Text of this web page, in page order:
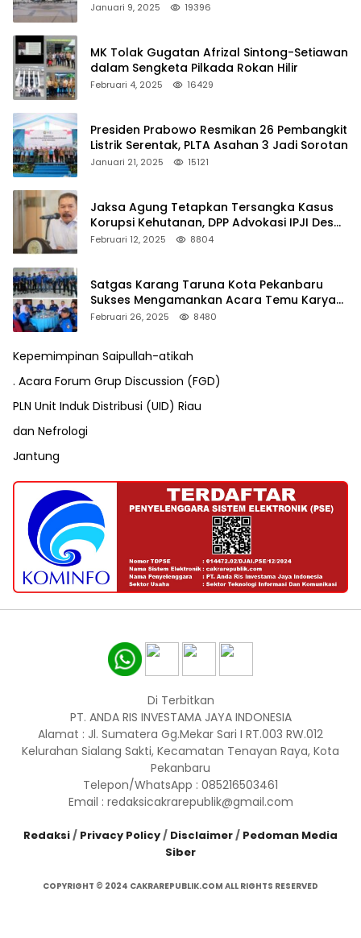
Januari 9, 2025 19396
MK Tolak Gugatan Afrizal Sintong-Setiawan
dalam Sengketa Pilkada Rokan Hilir
Februari 4, 2025 16429
Presiden Prabowo Resmikan 26 Pembangkit
Listrik Serentak, PLTA Asahan 3 Jadi Sorotan
Januari 21, 2025 15121
Jaksa Agung Tetapkan Tersangka Kasus
Korupsi Kehutanan, DPP Advokasi IPJI Desak
Pengusutan Pajak RAPP
Februari 12, 2025 8804
Satgas Karang Taruna Kota Pekanbaru
Sukses Mengamankan Acara Temu Karya
VII Karang Taruna Pekanbaru
Februari 26, 2025 8480
Kepemimpinan Saipullah-atikah
. Acara Forum Grup Discussion (FGD)
PLN Unit Induk Distribusi (UID) Riau
dan Nefrologi
Jantung
Di Terbitkan
PT. ANDA RIS INVESTAMA JAYA INDONESIA
Alamat : Jl. Sumatera Gg.Mekar Sari I RT.003 RW.012
Kelurahan Sialang Sakti, Kecamatan Tenayan Raya, Kota
Pekanbaru
Telepon/WhatsApp : 085216503461
Email : redaksicakrarepublik@gmail.com
Redaksi/ Privacy Policy/ Disclaimer/ Pedoman Media
Siber
COPYRIGHT © 2024 CAKRAREPUBLIK.COM ALL RIGHTS RESERVED